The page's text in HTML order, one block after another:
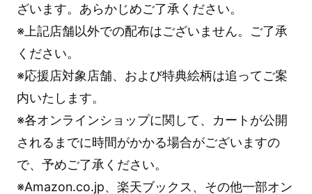
ざいます。あらかじめご了承ください。
※上記店舗以外での配布はございません。ご了承
ください。
※応援店対象店舗、および特典絵柄は追ってご案
内いたします。
※各オンラインショップに関して、カートが公開
されるまでに時間がかかる場合がございますの
で、予めご了承ください。
※Amazon.co.jp、楽天ブックス、その他一部オン